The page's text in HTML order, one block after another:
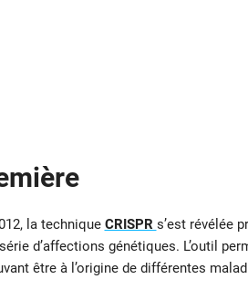
la technique CRISPR s’est révélée
d’affections génétiques. L’outil
être à l’origine de différentes